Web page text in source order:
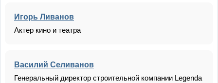
Игорь Ливанов
Актер кино и театра
Василий Селиванов
Генеральный директор строительной компании Legenda